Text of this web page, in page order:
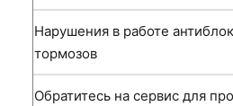
Нарушения в работе
тормозов
Обратитесь на сервис для